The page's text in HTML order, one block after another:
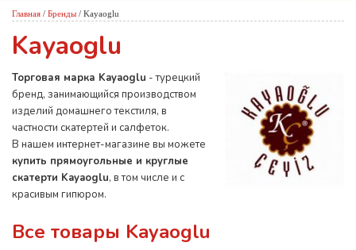
Главная / Бренды / Kayaoglu
Kayaoglu
Торговая марка Kayaoglu - турецкий
бренд, занимающийся производством
изделий домашнего текстиля, в
частности скатертей и салфеток.
В нашем интернет-магазине вы можете
купить прямоугольные и круглые
скатерти Kayaoglu, в том числе и с
красивым гипюром.
Все товары Kayaoglu